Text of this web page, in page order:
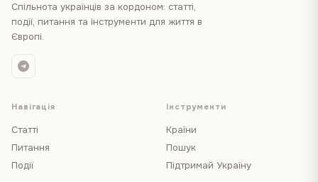
Спільнота українців за кордоном: статті,
події, питання та інструменти для життя в
Європі.
Навігація
Статті
Питання
Події
Інструменти
Країни
Пошук
Підтримай Україну